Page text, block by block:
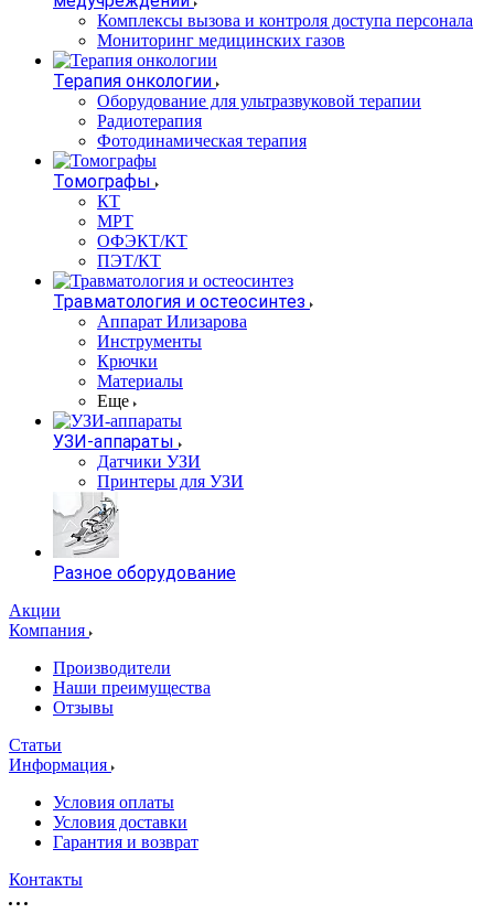
Комплексы вызова и контроля доступа персонала
Мониторинг медицинских газов
Терапия онкологии
Оборудование для ультразвуковой терапии
Радиотерапия
Фотодинамическая терапия
Томографы
КТ
МРТ
ОФЭКТ/КТ
ПЭТ/КТ
Травматология и остеосинтез
Аппарат Илизарова
Инструменты
Крючки
Материалы
Еще
УЗИ-аппараты
Датчики УЗИ
Принтеры для УЗИ
Разное оборудование
Акции
Компания
Производители
Наши преимущества
Отзывы
Статьи
Информация
Условия оплаты
Условия доставки
Гарантия и возврат
Контакты